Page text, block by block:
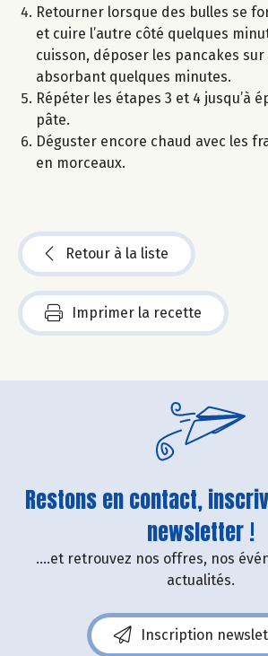
Retourner lorsque des bulles se
et cuire l’autre côté quelques
cuisson, déposer les pancakes
absorbant quelques minutes.
Répéter les étapes 3 et 4 jusqu’à
pâte.
Déguster encore chaud avec les
en morceaux.
Retour à la liste
Imprimer la recette
Restons en contact,
newsletter !
....et retrouvez nos offres, nos
actualités.
Inscription